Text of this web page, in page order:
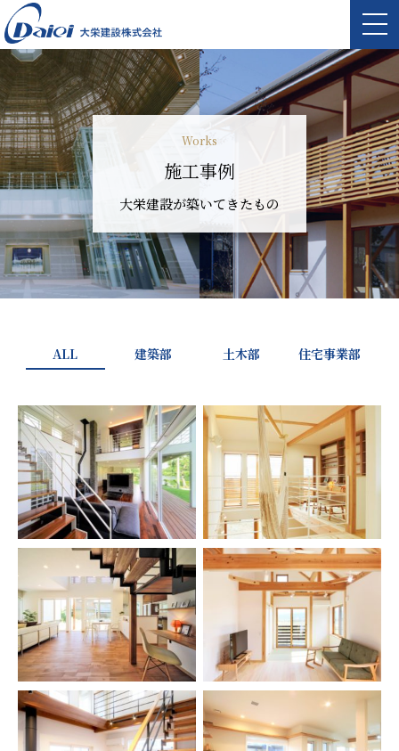
Works
施工事例
大栄建設が築いてきたもの
ALL 建築部 土木部 住宅事業部